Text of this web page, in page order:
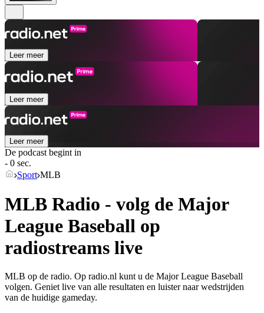
Leer meer
Leer meer
Leer meer
De podcast begint in
- 0 sec.
Sport MLB
MLB Radio - volg de Major
League Baseball op
radiostreams live
MLB op de radio. Op radio.nl kunt u de Major League Baseball
volgen. Geniet live van alle resultaten en luister naar wedstrijden
van de huidige gameday.